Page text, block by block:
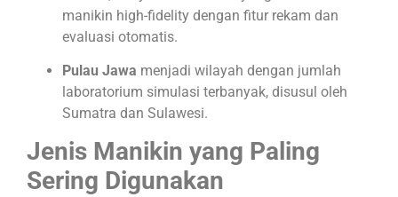
manikin high-fidelity dengan fitur rekam dan
evaluasi otomatis.​
Pulau Jawa menjadi wilayah dengan jumlah
laboratorium simulasi terbanyak, disusul oleh
Sumatra dan Sulawesi.​
Jenis Manikin yang Paling
Sering Digunakan